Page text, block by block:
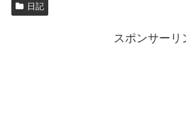
日記
スポンサーリ